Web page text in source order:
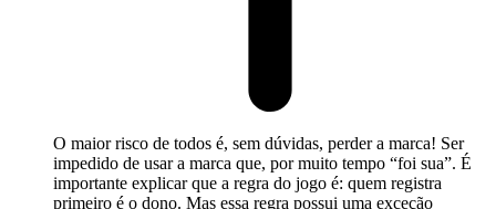
O maior risco de todos é, sem dúvidas, perder a marca! Ser
impedido de usar a marca que, por muito tempo “foi sua”. É
importante explicar que a regra do jogo é: quem registra
primeiro é o dono. Mas essa regra possui uma exceção